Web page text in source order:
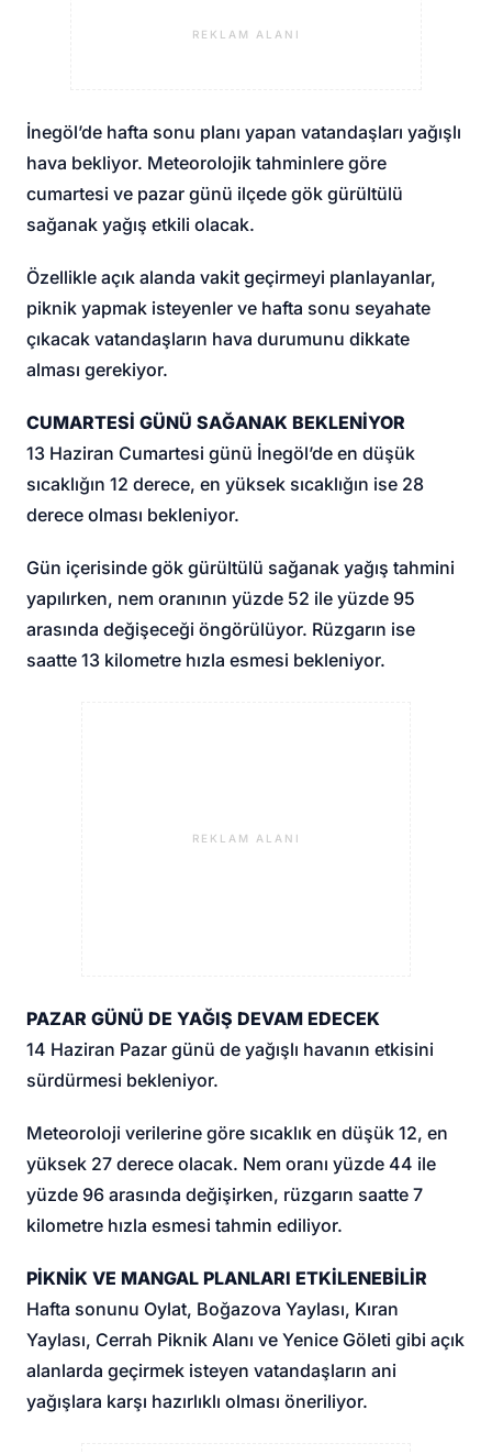
REKLAM ALANI
İnegöl’de hafta sonu planı yapan vatandaşları yağışlı
hava bekliyor. Meteorolojik tahminlere göre
cumartesi ve pazar günü ilçede gök gürültülü
sağanak yağış etkili olacak.
Özellikle açık alanda vakit geçirmeyi planlayanlar,
piknik yapmak isteyenler ve hafta sonu seyahate
çıkacak vatandaşların hava durumunu dikkate
alması gerekiyor.
CUMARTESİ GÜNÜ SAĞANAK BEKLENİYOR
13 Haziran Cumartesi günü İnegöl’de en düşük
sıcaklığın 12 derece, en yüksek sıcaklığın ise 28
derece olması bekleniyor.
Gün içerisinde gök gürültülü sağanak yağış tahmini
yapılırken, nem oranının yüzde 52 ile yüzde 95
arasında değişeceği öngörülüyor. Rüzgarın ise
saatte 13 kilometre hızla esmesi bekleniyor.
REKLAM ALANI
PAZAR GÜNÜ DE YAĞIŞ DEVAM EDECEK
14 Haziran Pazar günü de yağışlı havanın etkisini
sürdürmesi bekleniyor.
Meteoroloji verilerine göre sıcaklık en düşük 12, en
yüksek 27 derece olacak. Nem oranı yüzde 44 ile
yüzde 96 arasında değişirken, rüzgarın saatte 7
kilometre hızla esmesi tahmin ediliyor.
PİKNİK VE MANGAL PLANLARI ETKİLENEBİLİR
Hafta sonunu Oylat, Boğazova Yaylası, Kıran
Yaylası, Cerrah Piknik Alanı ve Yenice Göleti gibi açık
alanlarda geçirmek isteyen vatandaşların ani
yağışlara karşı hazırlıklı olması öneriliyor.